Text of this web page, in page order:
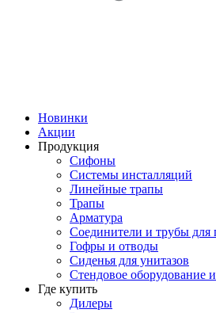
Новинки
Акции
Продукция
Сифоны
Системы инсталляций
Линейные трапы
Трапы
Арматура
Соединители и трубы для
Гофры и отводы
Сиденья для унитазов
Стендовое оборудование
Где купить
Дилеры